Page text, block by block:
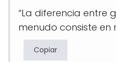
“La diferencia entre
menudo consiste en
Copiar